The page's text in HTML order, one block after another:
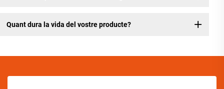
Quant dura la vida del vostre producte?